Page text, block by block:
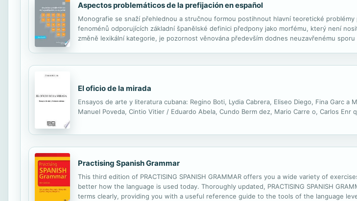
Aspectos problemáticos de la prefijación en español
Monografie se snaží přehlednou a stručnou formou postihnout hlavní teoretické
fenoménů odporujících základní španělské definici předpony jako morfému, který není
změně lexikální kategorie, je pozornost věnována především dodnes neuzavřenému
El oficio de la mirada
Ensayos de arte y literatura cubana: Regino Boti, Lydia Cabrera, Eliseo Diego, Fina Garc a
Manuel Poveda, Cintio Vitier / Eduardo Abela, Cundo Berm dez, Mario Carre o, Carlos Enr
Practising Spanish Grammar
This third edition of PRACTISING SPANISH GRAMMAR offers you a wide variety of
better how the language is used today. Thoroughly updated, PRACTISING SPANISH
terms clearly, providing you with a useful reference guide to the tools of the language